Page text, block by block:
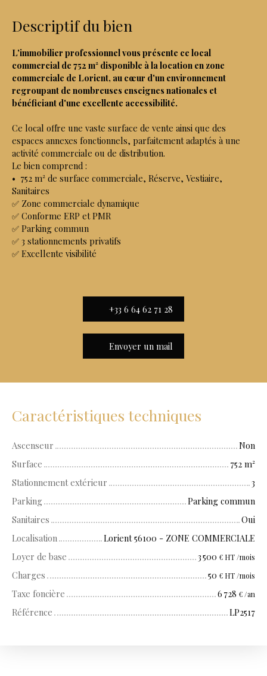
Descriptif du bien
L'immobilier professionnel vous présente ce local
commercial de 752 m² disponible à la location en zone
commerciale de Lorient, au cœur d'un environnement
regroupant de nombreuses enseignes nationales et
bénéficiant d'une excellente accessibilité.
Ce local offre une vaste surface de vente ainsi que des
espaces annexes fonctionnels, parfaitement adaptés à une
activité commerciale ou de distribution.
Le bien comprend :
752 m² de surface commerciale, Réserve, Vestiaire,
Sanitaires
✅ Zone commerciale dynamique
✅ Conforme ERP et PMR
✅ Parking commun
✅ 3 stationnements privatifs
✅ Excellente visibilité
+33 6 64 62 71 28
Envoyer un mail
Caractéristiques techniques
Ascenseur
Non
Surface
752 m²
Stationnement extérieur
3
Parking
Parking commun
Sanitaires
Oui
Localisation
Lorient 56100 - ZONE COMMERCIALE
Loyer de base
3 500 € HT /mois
Charges 50 € HT /mois
Taxe foncière 6 728 € /an
Référence LP2517